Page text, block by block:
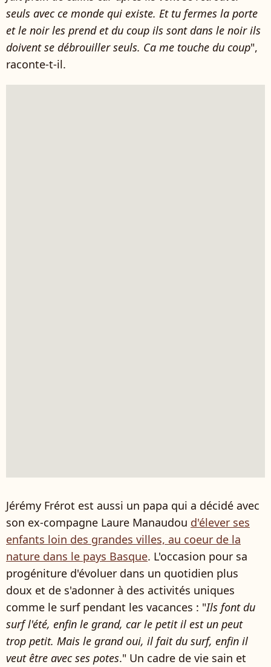
seuls avec ce monde qui existe. Et tu fermes la porte
et le noir les prend et du coup ils sont dans le noir ils
doivent se débrouiller seuls. Ca me touche du coup",
raconte-t-il.
Jérémy Frérot est aussi un papa qui a décidé avec
son ex-compagne Laure Manaudou d'élever ses
enfants loin des grandes villes, au coeur de la
nature dans le pays Basque. L'occasion pour sa
progéniture d'évoluer dans un quotidien plus
doux et de s'adonner à des activités uniques
comme le surf pendant les vacances : "Ils font du
surf l'été, enfin le grand, car le petit il est un peut
trop petit. Mais le grand oui, il fait du surf, enfin il
veut être avec ses potes." Un cadre de vie sain et